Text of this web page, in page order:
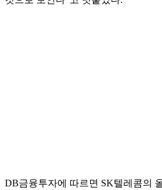
DB금융투자에 따르면 SK텔레콤의